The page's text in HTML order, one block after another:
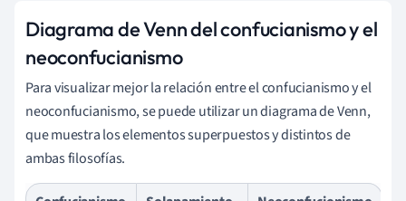
Diagrama de Venn del confucianismo y el
neoconfucianismo
Para visualizar mejor la relación entre el confucianismo y el
neoconfucianismo, se puede utilizar un diagrama de Venn,
que muestra los elementos superpuestos y distintos de
ambas filosofías.